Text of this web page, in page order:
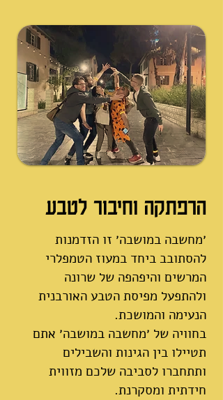
הרפתקה וחיבור לטבע
׳מחשבה במושבה׳ זו הזדמנות
להסתובב ביחד במעוז הטמפלרי
המרשים והיפהפה של שרונה
ולהתפעל מפיסת הטבע האורבנית
הנעימה והמושכת.
בחוויה של ׳מחשבה במושבה׳ אתם
תטיילו בין הגינות והשבילים
ותתחברו לסביבה שלכם מזווית
חידתית ומסקרנת.